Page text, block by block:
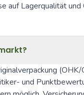
auf Lagerqualität und
und